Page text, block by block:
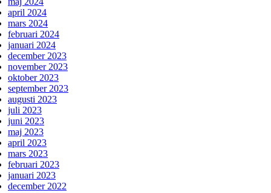
april 2024
mars 2024
februari 2024
januari 2024
december 2023
november 2023
oktober 2023
september 2023
augusti 2023
juli 2023
juni 2023
maj 2023
april 2023
mars 2023
februari 2023
januari 2023
december 2022